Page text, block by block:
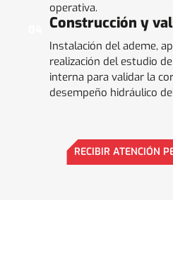
operativa.
Construcción y
Instalación del ademe,
realización del estudio
interna para validar la
desempeño hidráulico
RECIBIR ATENCIÓN